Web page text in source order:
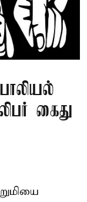
கைது
யை